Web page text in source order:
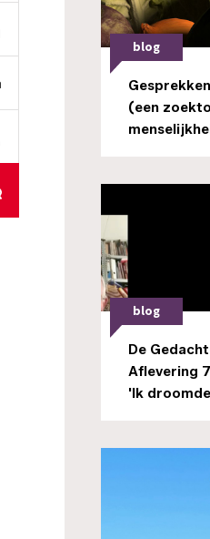
blog
(een
blog
De
Aflevering
'Ik